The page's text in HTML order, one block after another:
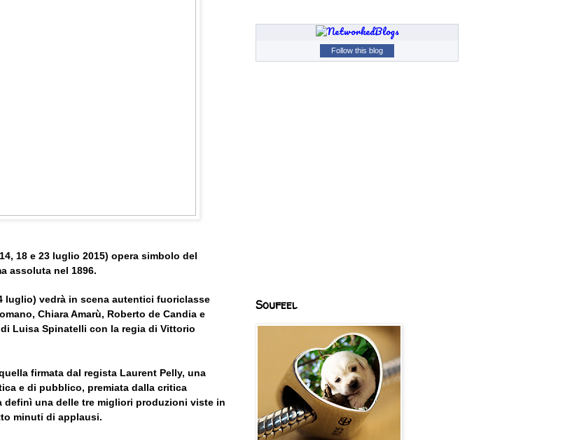
18 e 23 luglio 2015) opera simbolo del
assoluta nel 1896.
luglio) vedrà in scena autentici fuoriclasse
Chiara Amarù, Roberto de Candia e
Luisa Spinatelli con la regia di Vittorio
firmata dal regista Laurent Pelly, una
e di pubblico, premiata dalla critica
definì una delle tre migliori produzioni viste in
minuti di applausi.
Follow this blog
Soufeel